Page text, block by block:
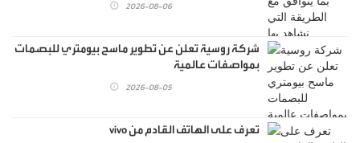
2026-08-06
شركة روسية تعلن عن تطوير ماسح بيومتري للبصمات
بمواصفات عالمية
2026-08-05
تعرف على الهاتف القادم من vivo